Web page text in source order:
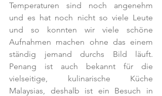
Temperaturen sind noch angenehm
und es hat noch nicht so viele Leute
und so konnten wir viele schöne
Aufnahmen machen ohne das einem
ständig jemand durchs Bild läuft.
Penang ist auch bekannt für die
vielseitige, kulinarische Küche
Malaysias, deshalb ist ein Besuch in